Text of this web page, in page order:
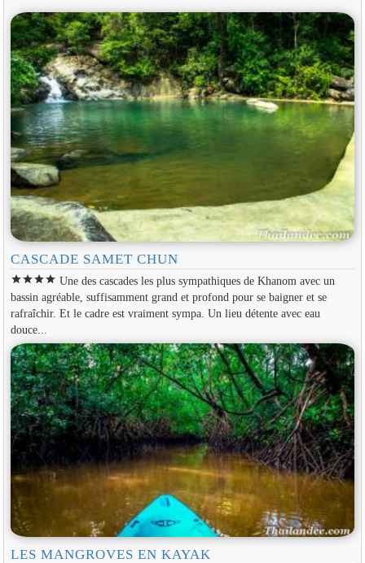
CASCADE SAMET CHUN
starstarstarstar Une des cascades les plus sympathiques de Khanom avec un
bassin agréable, suffisamment grand et profond pour se baigner et se
rafraîchir. Et le cadre est vraiment sympa. Un lieu détente avec eau
douce...
LES MANGROVES EN KAYAK